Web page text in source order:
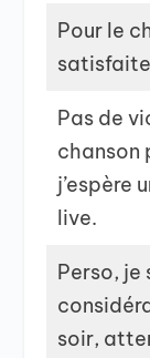
Pour le
Pas de
chanson
j’espère
live.
Perso, je
soir,